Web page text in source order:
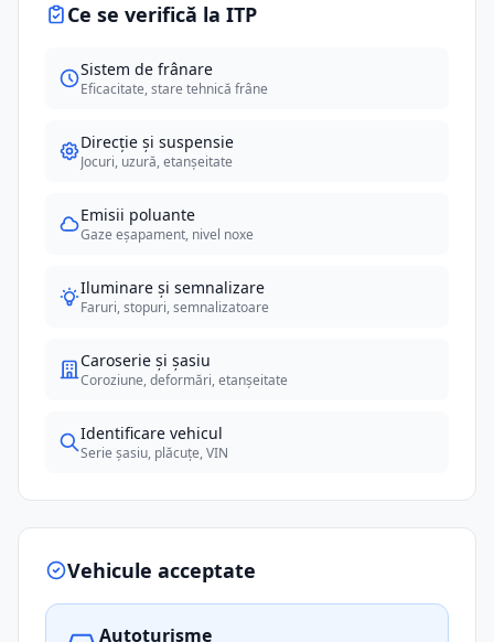
Ce se verifică la ITP
Sistem de frânare
Eficacitate, stare tehnică frâne
Direcție și suspensie
Jocuri, uzură, etanșeitate
Emisii poluante
Gaze eșapament, nivel noxe
Iluminare și semnalizare
Faruri, stopuri, semnalizatoare
Caroserie și șasiu
Coroziune, deformări, etanșeitate
Identificare vehicul
Serie șasiu, plăcuțe, VIN
Vehicule acceptate
Autoturisme